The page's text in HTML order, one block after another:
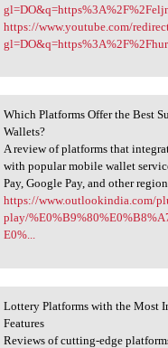
https://www.youtube.com/
Platforms Offer the
Which Platforms Offer the Best
Wallets?
A review of platforms that
with popular mobile wallet
Pay, Google Pay, and other
https://www.outlookindia.com/
play/
E0%...
Platforms with the
Lottery Platforms with the Most
Features
Reviews of cutting-edge